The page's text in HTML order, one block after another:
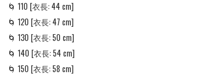
🌀 110 [衣長: 44 cm]
🌀 120 [衣長: 47 cm]
🌀 130 [衣長: 50 cm]
🌀 140 [衣長: 54 cm]
🌀 150 [衣長: 58 cm]